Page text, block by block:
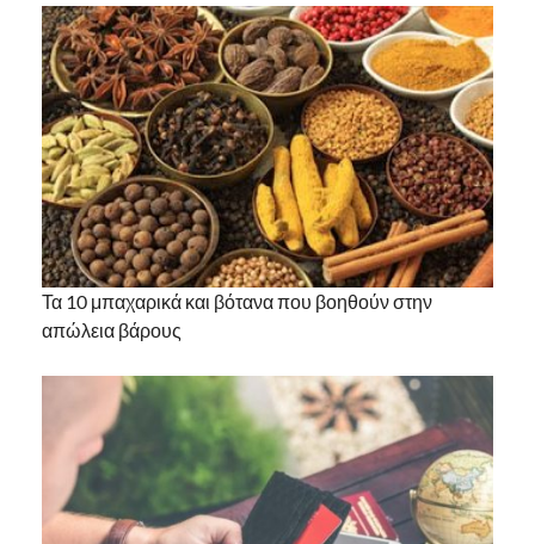
Τα 10 μπαχαρικά και βότανα που βοηθούν στην
απώλεια βάρους